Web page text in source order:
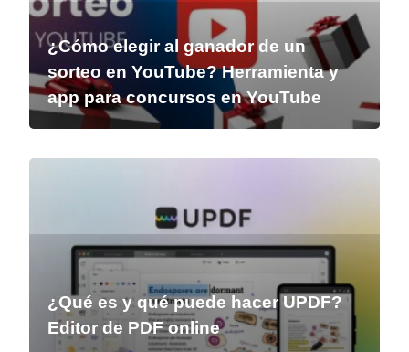
¿Cómo elegir al ganador de un
sorteo en YouTube? Herramienta y
app para concursos en YouTube
¿Qué es y qué puede hacer UPDF?
Editor de PDF online